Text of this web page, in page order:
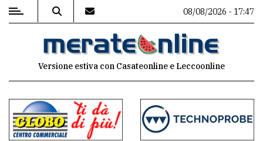
MENU
commenti
08/08/2026 - 17:47
Versione estiva con Casateonline e Leccoonline